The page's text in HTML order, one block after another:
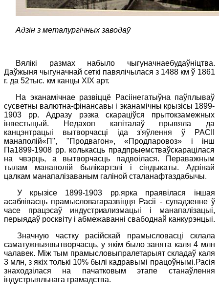
Адзін з металургічных заводаў
Вялікі размах набыло чыгуначнаебудаўніцтва.
Даўжыня чыгуначнай сеткі павялічылася з 1488 км ў 1861
г. да 52тыс. км канцы XIX арт.
На эканамічнае развіццё Расіінегатыўна паўплываў
сусветны валютна-фінансавы і эканамічны крызісы 1899-
1903 pp.Адразу
рэзка скараціўся прытокзамежных
інвестыцый. Недахоп капіталаў прывяла да
канцэнтрацыі вытворчасці іда з'яўлення ў
РАСІІ
манаполій«П", "Продвагон», «Продпаровоз» і інш
Па1899-1908 pp. колькасць прадпрыемстваўскарацілася
на чвэрць, а вытворчасць падвоілася. Пераважным
тылам манаполій былікартэлі і сіндыкаты. Адзінай
цалкам манапалізаваным галіной сталанафтаздабычы.
У крызісе 1899-1903 pp.ярка праявілася іншая
асаблівасць прамысловагаразвіцця Расіі - супадзенне ў
часе працэсаў индустриализмацыі і манапалізацыі,
перыядаў росквіту і абмежаванні свабоднай канкурэнцыі.
Значную частку расійскай прамысловасці склала
саматужныявытворчасць, у якім было занята каля 4 млн
чалавек. Між тым прамысловыпралетарыят складаў каля
3 млн, з якiх толькі 10% былі кадравымі працоўнымі.Расія
знаходзілася на пачатковым этапе станаўлення
індустрыяльнага грамадства.